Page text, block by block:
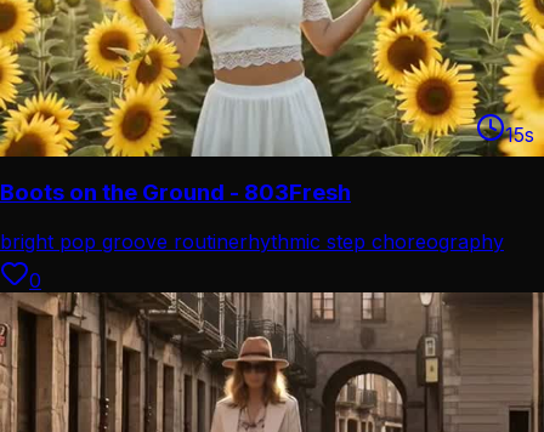
15s
Boots on the Ground - 803Fresh
bright pop groove routinerhythmic step choreography
0